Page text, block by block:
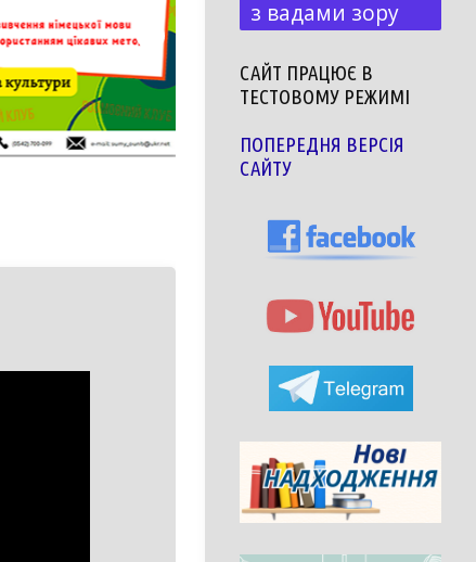
з вадами зору
САЙТ ПРАЦЮЄ В
ТЕСТОВОМУ РЕЖИМІ
ПОПЕРЕДНЯ ВЕРСІЯ
САЙТУ